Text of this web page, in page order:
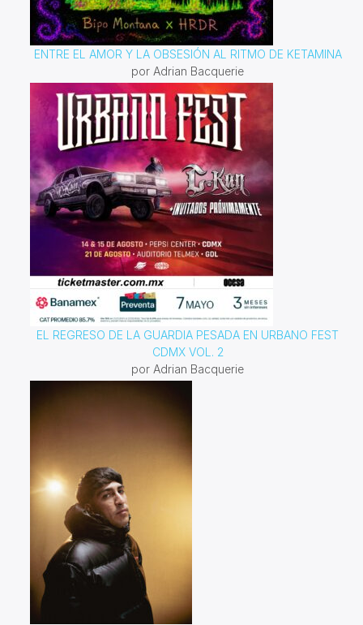
ENTRE EL AMOR Y LA OBSESIÓN AL RITMO DE KETAMINA
por Adrian Bacquerie
EL REGRESO DE LA GUARDIA PESADA EN URBANO FEST
CDMX VOL. 2
por Adrian Bacquerie